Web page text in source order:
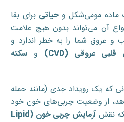
ماده مومی‌شکل و حیاتی برای بقا
آن می‌تواند بدون هیچ علامت
و عروق شما را به خطر اندازد و
قلبی عروقی (CVD
) و سکته
که یک رویداد جدی (مانند حمله
از وضعیت چربی‌های خون خود
که نقشآزمایش چربی خون (Lipid